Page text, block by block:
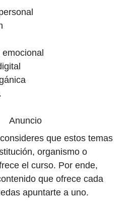
Anuncio
que estos temas
organismo o
el curso. Por ende,
que ofrece cada
apuntarte a uno.